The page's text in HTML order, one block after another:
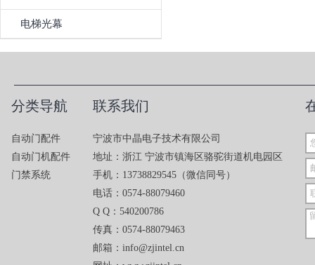
电梯光幕
分类导航
自动门配件
自动门机配件
门禁系统
联系我们
宁波市中晶电子技术有限公司
地址：浙江 宁波市镇海区骆驼街道机电园区
手机：13738829545（微信同号）
电话：0574-88079460
Q Q：540200786
传真：0574-88079463
邮箱：info@zjintel.cn